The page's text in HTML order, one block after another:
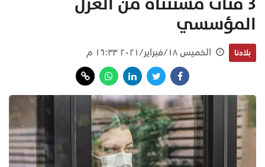
المؤسسي
بلادنا الخميس ١٨/فبراير/٢٠٢١ ١٦:٣٣ م